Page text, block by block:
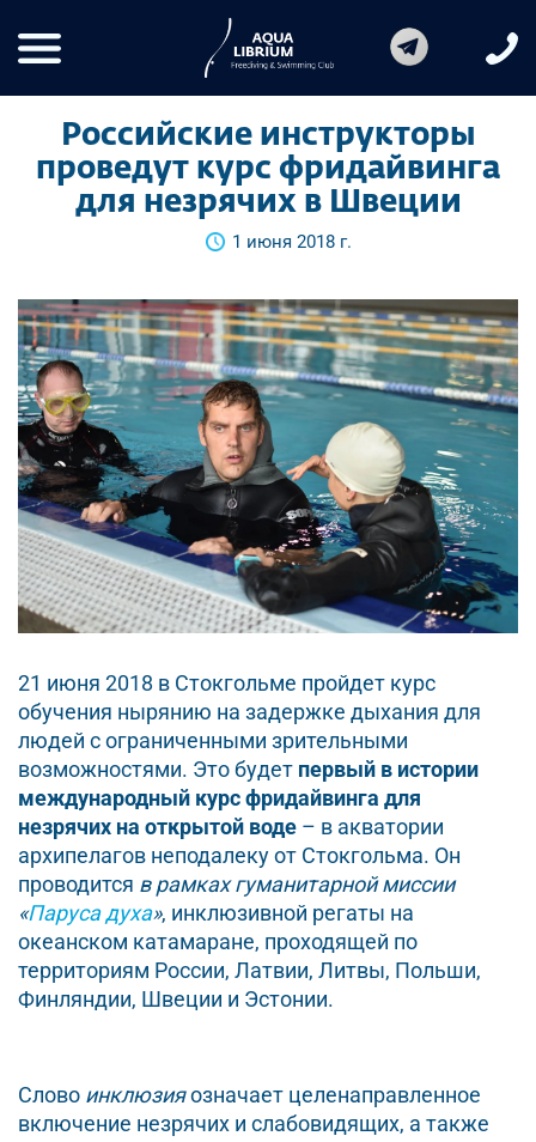
Российские инструкторы
проведут курс фридайвинга
для незрячих в Швеции
1 июня 2018 г.
21 июня 2018 в Стокгольме пройдет курс
обучения нырянию на задержке дыхания для
людей с ограниченными зрительными
возможностями. Это будет первый в истории
международный курс фридайвинга для
незрячих на открытой воде – в акватории
архипелагов неподалеку от Стокгольма. Он
проводится в рамках гуманитарной миссии
«Паруса духа», инклюзивной регаты на
океанском катамаране, проходящей по
территориям России, Латвии, Литвы, Польши,
Финляндии, Швеции и Эстонии.
Слово инклюзияозначает целенаправленное
включение незрячих и слабовидящих, а также